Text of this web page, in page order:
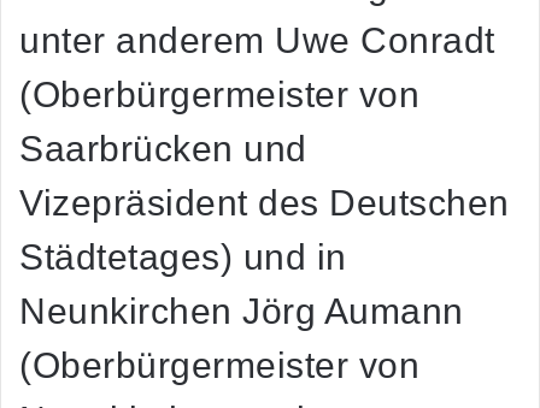
unter anderem Uwe Conradt
(Oberbürgermeister von
Saarbrücken und
Vizepräsident des Deutschen
Städtetages) und in
Neunkirchen Jörg Aumann
(Oberbürgermeister von